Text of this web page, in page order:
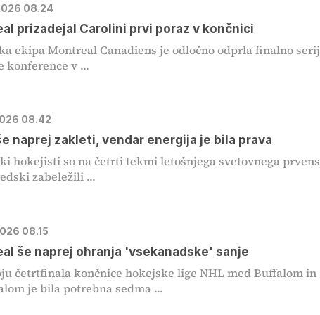
08.24
prizadejal Carolini prvi poraz v končnici
ekipa Montreal Canadiens je odločno odprla finalno
konference v ...
08.42
naprej zakleti, vendar energija je bila prava
hokejisti so na četrti tekmi letošnjega svetovnega
zabeležili ...
08.15
še naprej ohranja 'vsekanadske' sanje
četrtfinala končnice hokejske lige NHL med Buffalom in
je bila potrebna sedma ...